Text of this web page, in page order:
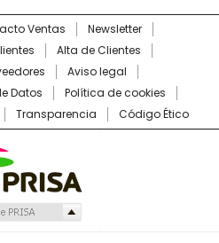
Ventas
Newsletter
Alta de Clientes
Aviso legal
Datos
Política de cookies
Transparencia Código Ético